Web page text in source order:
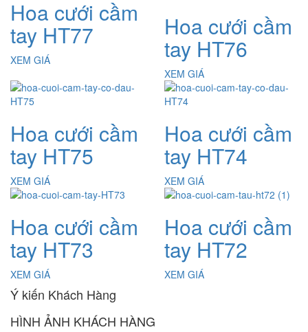
Hoa cưới cầm
tay HT77
XEM GIÁ
Hoa cưới cầm
tay HT76
XEM GIÁ
Hoa cưới cầm
tay HT75
XEM GIÁ
Hoa cưới cầm
tay HT74
XEM GIÁ
Hoa cưới cầm
tay HT73
XEM GIÁ
Hoa cưới cầm
tay HT72
XEM GIÁ
Ý kiến Khách Hàng
HÌNH ẢNH KHÁCH HÀNG